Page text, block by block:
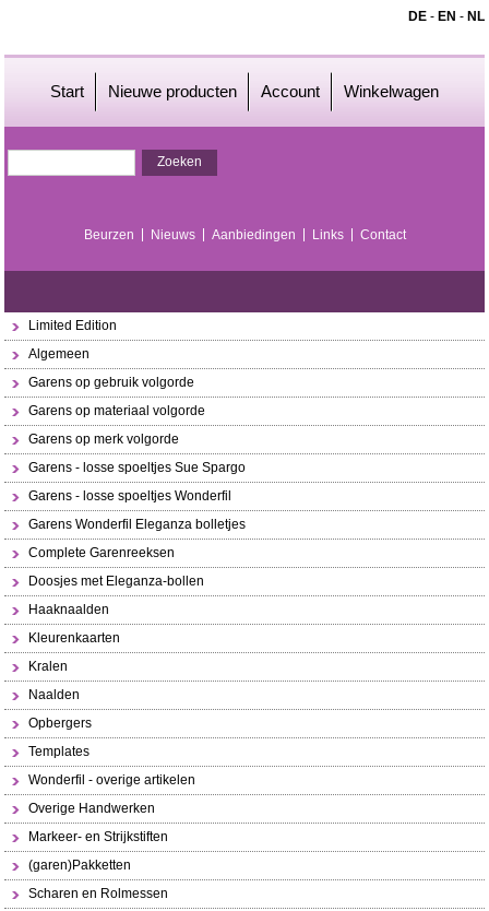
DE- EN - NL
Start Nieuwe producten Account Winkelwagen
Beurzen Nieuws Aanbiedingen Links Contact
Limited Edition
Algemeen
Garens op gebruik volgorde
Garens op materiaal volgorde
Garens op merk volgorde
Garens - losse spoeltjes Sue Spargo
Garens - losse spoeltjes Wonderfil
Garens Wonderfil Eleganza bolletjes
Complete Garenreeksen
Doosjes met Eleganza-bollen
Haaknaalden
Kleurenkaarten
Kralen
Naalden
Opbergers
Templates
Wonderfil - overige artikelen
Overige Handwerken
Markeer- en Strijkstiften
(garen)Pakketten
Scharen en Rolmessen